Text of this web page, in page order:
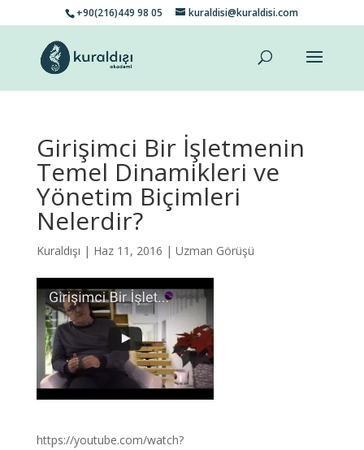
+90(216)449 98 05 kuraldisi@kuraldisi.com
Girişimci Bir İşletmenin
Temel Dinamikleri ve
Yönetim Biçimleri
Nelerdir?
Kuraldışı | Haz 11, 2016 | Uzman Görüşü
https://youtube.com/watch?